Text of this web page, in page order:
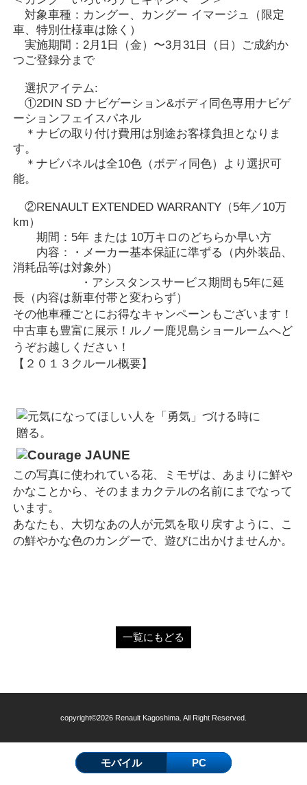
対象車種：カングー、カングー イマージュ（限定
車、特別仕様車は除く）
実施期間：2月1日（金）〜3月31日（日）ご成約か
つご登録分まで
選択アイテム:
①2DIN SD ナビゲーション&ボディ同色専用ナビゲ
ーションフェイスパネル
＊ナビの取り付け費用は別途お客様負担となりま
す。
＊ナビパネルは全10色（ボディ同色）より選択可
能。
②RENAULT EXTENDED WARRANTY（5年／10万
km）
期間：5年 または 10万キロのどちらか早い方
内容：・メーカー基本保証に準ずる（内外装品、
消耗品等は対象外）
・アシスタンスサービス期間も5年に延
長（内容は新車付帯と変わらず）
その他車種ごとにお得なキャンペーンもございます！
中古車も豊富に展示！ルノー鹿児島ショールームへど
うぞお越しください！
【２０１３クルール概要】
この写真に使われている花、ミモザは、あまりに鮮や
かなことから、そのままカクテルの名前にまでなって
います。
あなたも、大切なあの人が元気を取り戻すように、こ
の鮮やかな色のカングーで、遊びに出かけませんか。
一覧にもどる
copyright©2026 Renault Kagoshima. All Right Reserved.
モバイル PC